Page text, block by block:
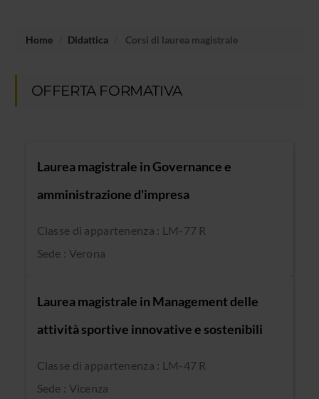
Home Didattica Corsi di laurea magistrale
OFFERTA FORMATIVA
Laurea magistrale in Governance e
amministrazione d'impresa
Classe di appartenenza : LM-77 R
Sede : Verona
Laurea magistrale in Management delle
attività sportive innovative e sostenibili
Classe di appartenenza : LM-47 R
Sede : Vicenza